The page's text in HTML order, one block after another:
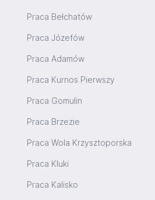
Praca Bełchatów
Praca Józefów
Praca Adamów
Praca Kurnos Pierwszy
Praca Gomulin
Praca Brzezie
Praca Wola Krzysztoporska
Praca Kluki
Praca Kalisko